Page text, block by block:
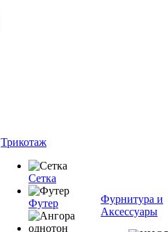
Трикотаж
Сетка
Футер
Фурнитура и
Аксессуары